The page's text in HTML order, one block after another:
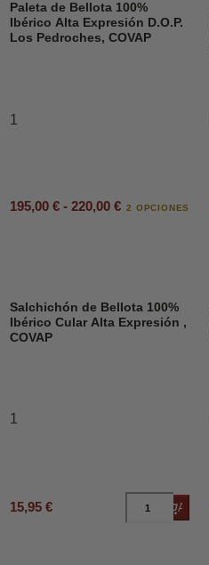
Paleta de Bellota 100%
Ibérico Alta Expresión D.O.P.
Los Pedroches, COVAP
1
195,00 € - 220,00 € 2 OPCIONES
Salchichón de Bellota 100%
Ibérico Cular Alta Expresión ,
COVAP
1
15,95 €